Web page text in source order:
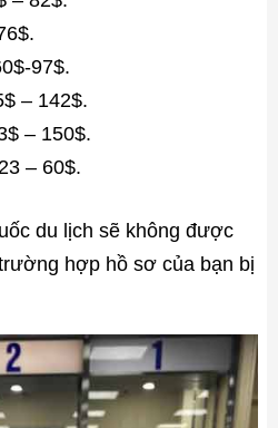
97$.
– 142$.
– 150$.
– 60$.
du lịch sẽ không được
hợp hồ sơ của bạn bị